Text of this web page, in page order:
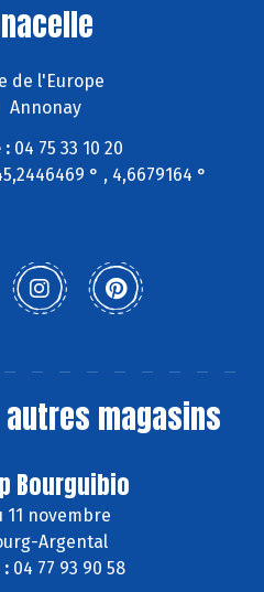
de l'Europe
Annonay
: 04 75 33 10 20
° , 4,6679164 °
autres magasins
Bourguibio
11 novembre
Argental
04 77 93 90 58